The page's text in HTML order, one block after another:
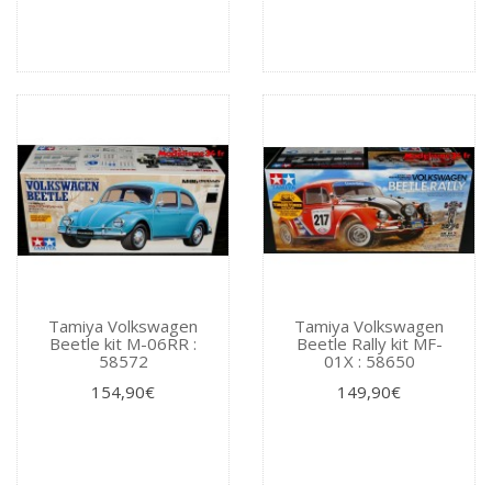
Tamiya Volkswagen
Beetle kit M-06RR :
58572
154,90€
Tamiya Volkswagen
Beetle Rally kit MF-
01X : 58650
149,90€